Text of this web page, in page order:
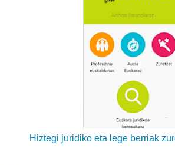
Hiztegi juridiko eta lege berriak